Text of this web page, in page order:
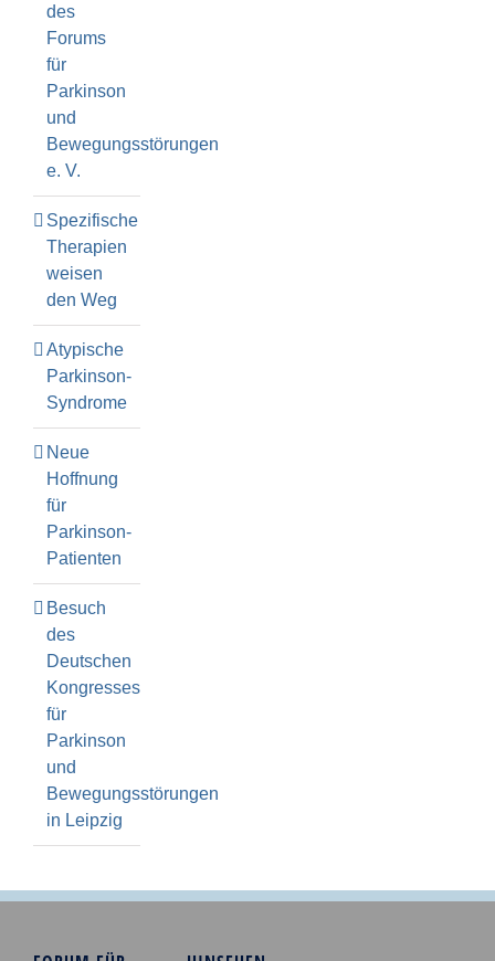
des
Forums
für
Parkinson
und
Bewegungsstörungen
e. V.
Spezifische
Therapien
weisen
den Weg
Atypische
Parkinson-
Syndrome
Neue
Hoffnung
für
Parkinson-
Patienten
Besuch
des
Deutschen
Kongresses
für
Parkinson
und
Bewegungsstörungen
in Leipzig